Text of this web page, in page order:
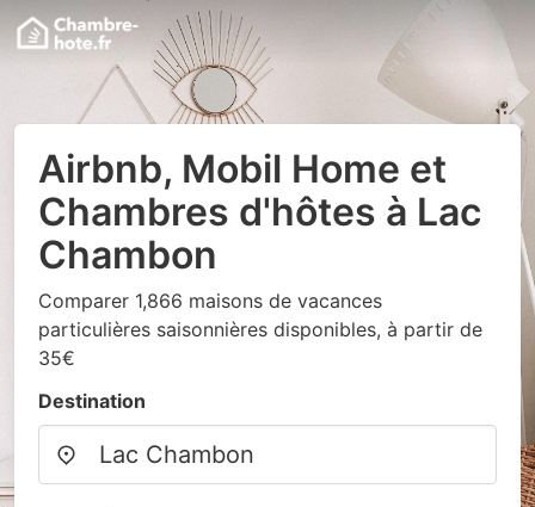
Airbnb, Mobil Home et
Chambres d'hôtes à Lac
Chambon
Comparer 1,866 maisons de vacances
particulières saisonnières disponibles, à partir de
35€
Destination